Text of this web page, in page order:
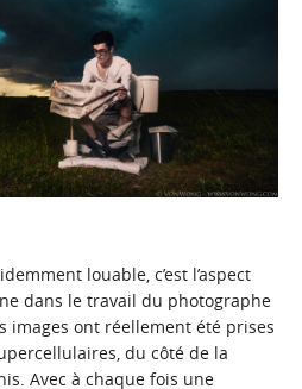
louable, c’est l’aspect
dans le travail du photographe
images ont réellement été prises
du côté de la
Avec à chaque fois une